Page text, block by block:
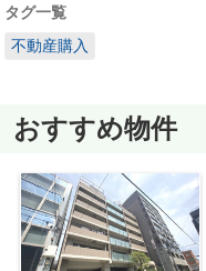
タグ一覧
不動産購入
おすすめ物件